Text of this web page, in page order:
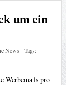
um ein
News
Tags:
Werbemails pro